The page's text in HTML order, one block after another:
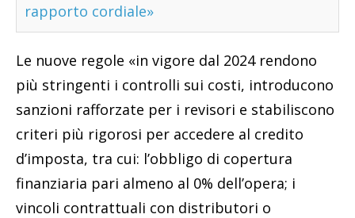
rapporto cordiale»
Le nuove regole «in vigore dal 2024 rendono
più stringenti i controlli sui costi, introducono
sanzioni rafforzate per i revisori e stabiliscono
criteri più rigorosi per accedere al credito
d’imposta, tra cui: l’obbligo di copertura
finanziaria pari almeno al 0% dell’opera; i
vincoli contrattuali con distributori o